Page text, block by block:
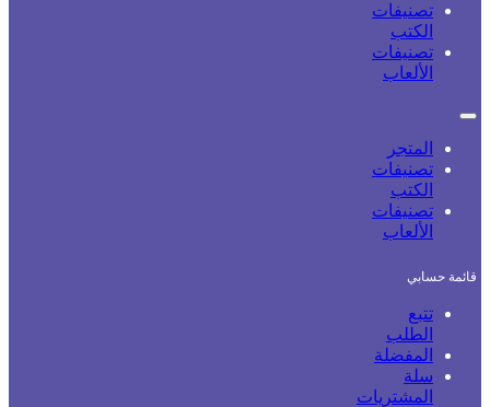
تصنيفات
الكتب
تصنيفات
الألعاب
المتجر
تصنيفات
الكتب
تصنيفات
الألعاب
حسابي
تتبع
الطلب
المفضلة
سلة
المشتريات